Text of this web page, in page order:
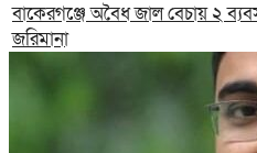
বাকেরগঞ্জে অবৈধ জাল বেচায় ২
জরিমানা